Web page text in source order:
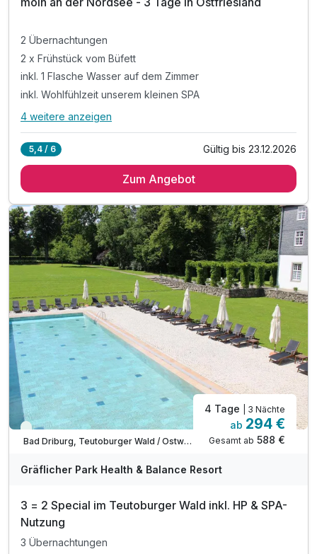
2 Übernachtungen
2 x Frühstück vom Büfett
inkl. 1 Flasche Wasser auf dem Zimmer
inkl. Wohlfühlzeit unserem kleinen SPA
Alle Inklusivleistungen
2 x Frühstück vom Büfett
inkl. Wohlfühlzeit unserem kleinen SPA
inkl. Entspannung in unserer Sauna
inkl. kuschliger Leihbademantel
inkl. Parkplatz
4 weitere anzeigen
5,4 / 6 Gültig bis 23.12.2026
Zum Angebot
Viele Termine frei
Bad Driburg, Teutoburger Wald / Ostwestfalen
4 Tage | 3 Nächte
ab 294 €
Gesamt ab 588 €
Gräflicher Park Health & Balance Resort
3 = 2 Special im Teutoburger Wald inkl. HP & SPA-
Nutzung
3 Übernachtungen